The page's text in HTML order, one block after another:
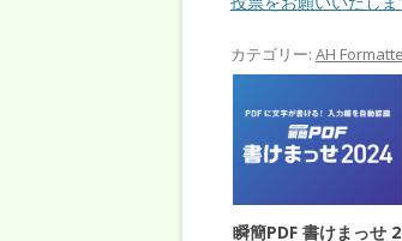
カテゴリー: AH
瞬簡PDF 書けまっせ